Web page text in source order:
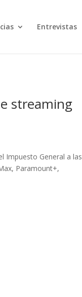
Entrevistas
streaming
Impuesto General a las
Paramount+,